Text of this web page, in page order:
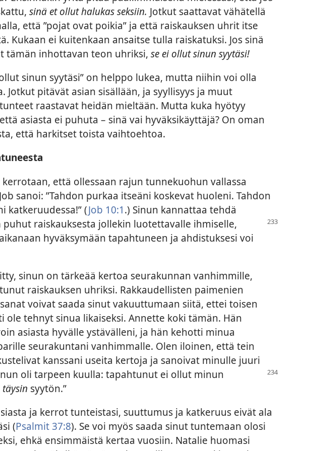
sinä et ollut halukas seksiin. Jotkut saattavat vähätellä
että ”pojat ovat poikia” ja että raiskauksen uhrit itse
Kukaan ei kuitenkaan ansaitse tulla raiskatuksi. Jos sinä
tämän inhottavan teon uhriksi, se ei ollut sinun syytäsi!
ollut sinun syytäsi” on helppo lukea, mutta niihin voi olla
Jotkut pitävät asian sisällään, ja syyllisyys ja muut
raastavat heidän mieltään. Mutta kuka hyötyy
asiasta ei puhuta – sinä vai hyväksikäyttäjä? On oman
että harkitset toista vaihtoehtoa.
kerrotaan, että ollessaan rajun tunnekuohun vallassa
sanoi: ”Tahdon purkaa itseäni koskevat huoleni. Tahdon
katkeruudessa!” (Job 10:1.) Sinun kannattaa tehdä
puhut raiskauksesta jollekin luotettavalle ihmiselle,
hyväksymään tapahtuneen ja ahdistuksesi voi
sinun on tärkeää kertoa seurakunnan vanhimmille,
raiskauksen uhriksi. Rakkaudellisten paimenien
voivat saada sinut vakuuttumaan siitä, ettei toisen
ole tehnyt sinua likaiseksi. Annette koki tämän. Hän
asiasta hyvälle ystävälleni, ja hän kehotti minua
seurakuntani vanhimmalle. Olen iloinen, että tein
kanssani useita kertoja ja sanoivat minulle juuri
oli tarpeen kuulla: tapahtunut ei ollut minun
täysin syytön.”
ja kerrot tunteistasi, suuttumus ja katkeruus eivät ala
(Psalmit 37:8). Se voi myös saada sinut tuntemaan olosi
ehkä ensimmäistä kertaa vuosiin. Natalie huomasi